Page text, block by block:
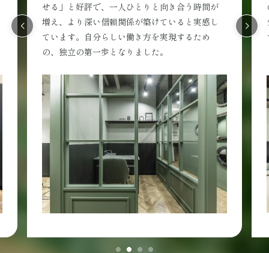
のないシステムのため、リスクを抑えながら自
分のペースで新しい働き方に挑戦できていま
す。